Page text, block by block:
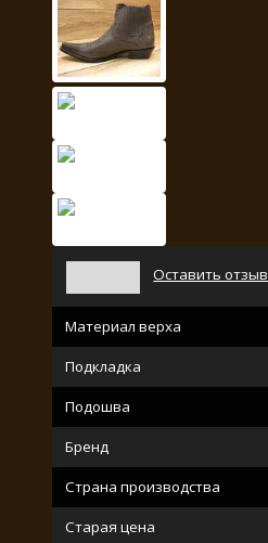
Оставить отзыв
Материал верха
Подкладка
Подошва
Бренд
Страна производства
Старая цена